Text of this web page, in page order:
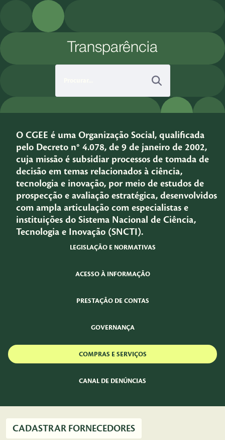
Pular para o Conteúdo principal
Transparência
O CGEE é uma Organização Social, qualificada
pelo Decreto n° 4.078, de 9 de janeiro de 2002,
cuja missão é subsidiar processos de tomada de
decisão em temas relacionados à ciência,
tecnologia e inovação, por meio de estudos de
prospecção e avaliação estratégica, desenvolvidos
com ampla articulação com especialistas e
instituições do Sistema Nacional de Ciência,
Tecnologia e Inovação (SNCTI).
LEGISLAÇÃO E NORMATIVAS
ACESSO À INFORMAÇÃO
PRESTAÇÃO DE CONTAS
GOVERNANÇA
COMPRAS E SERVIÇOS
CANAL DE DENÚNCIAS
CADASTRAR FORNECEDORES